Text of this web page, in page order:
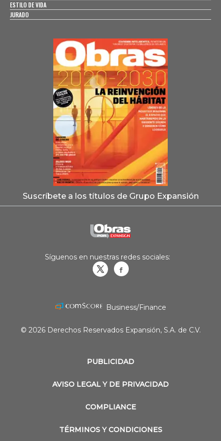
ESTILO DE VIDA
JURADO
Suscríbete a los títulos de Grupo Expansión
PUBLICIDAD
AVISO LEGAL Y DE PRIVACIDAD
COMPLIANCE
TÉRMINOS Y CONDICIONES
Síguenos en nuestras redes sociales:
Business/Finance
© 2026 Derechos Reservados Expansión, S.A. de C.V.